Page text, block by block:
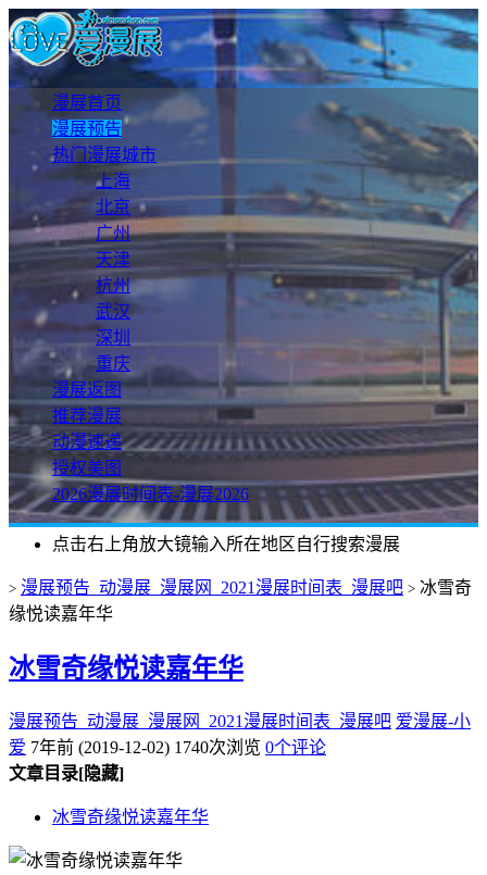
漫展首页
漫展预告
热门漫展城市
上海
北京
广州
天津
杭州
武汉
深圳
重庆
漫展返图
推荐漫展
动漫速递
授权美图
2026漫展时间表-漫展2026
点击右上角放大镜输入所在地区自行搜索漫展
> 漫展预告_动漫展_漫展网_2021漫展时间表_漫展吧 > 冰雪奇
缘悦读嘉年华
冰雪奇缘悦读嘉年华
漫展预告_动漫展_漫展网_2021漫展时间表_漫展吧 爱漫展-小
爱 7年前 (2019-12-02) 1740次浏览 0个评论
文章目录[隐藏]
冰雪奇缘悦读嘉年华